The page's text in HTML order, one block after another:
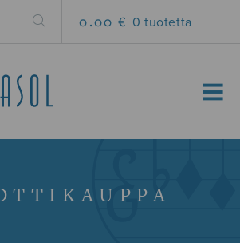
0.00 € 0 tuotetta
MENU